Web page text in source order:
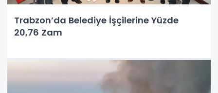
Trabzon’da Belediye İşçilerine Yüzde
20,76 Zam